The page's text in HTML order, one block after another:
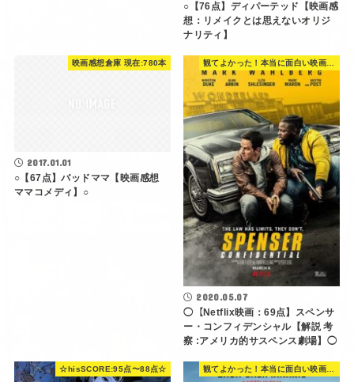
○【76点】ディパーテッド【映画感
想：リメイクとは思えないオリジ
ナリティ】
映画感想倉庫 現在:780本
2017.01.01
○【67点】バッドママ【映画感想
ママコメディ】○
2020.05.07
◯【Netflix映画：69点】スペンサ
ー・コンフィデンシャル【解説 考
察 :アメリカ的サスペンス劇場】◯
☆hisSCORE:95点〜88点☆